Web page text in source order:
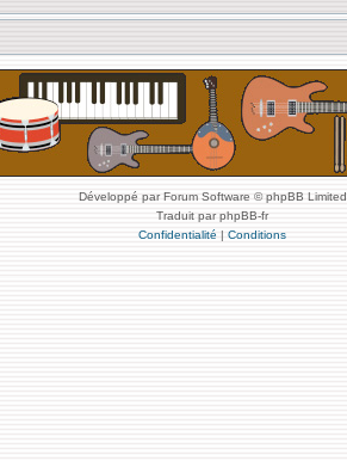
Développé par Forum Software © phpBB Limited
Traduit par phpBB-fr
Confidentialité | Conditions